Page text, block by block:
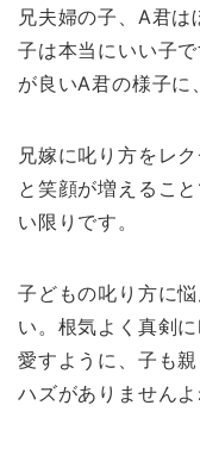
兄夫婦の子、A君
子は本当にいい子
が良いA君の様子に
兄嫁に叱り方をレ
と笑顔が増えるこ
い限りです。
子どもの叱り方に
い。根気よく真剣
愛すように、子も
ハズがありません